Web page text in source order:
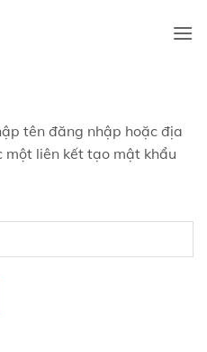
tên đăng nhập hoặc địa
một liên kết tạo mật khẩu